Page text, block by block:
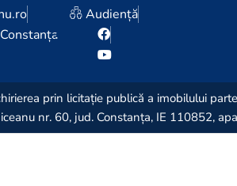
Audiență
prin licitație publică a imobilului
nr. 60, jud. Constanța, IE 110852,